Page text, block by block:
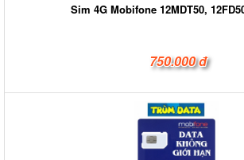
Sim 4G Mobifone 12MDT50,
750.000 đ